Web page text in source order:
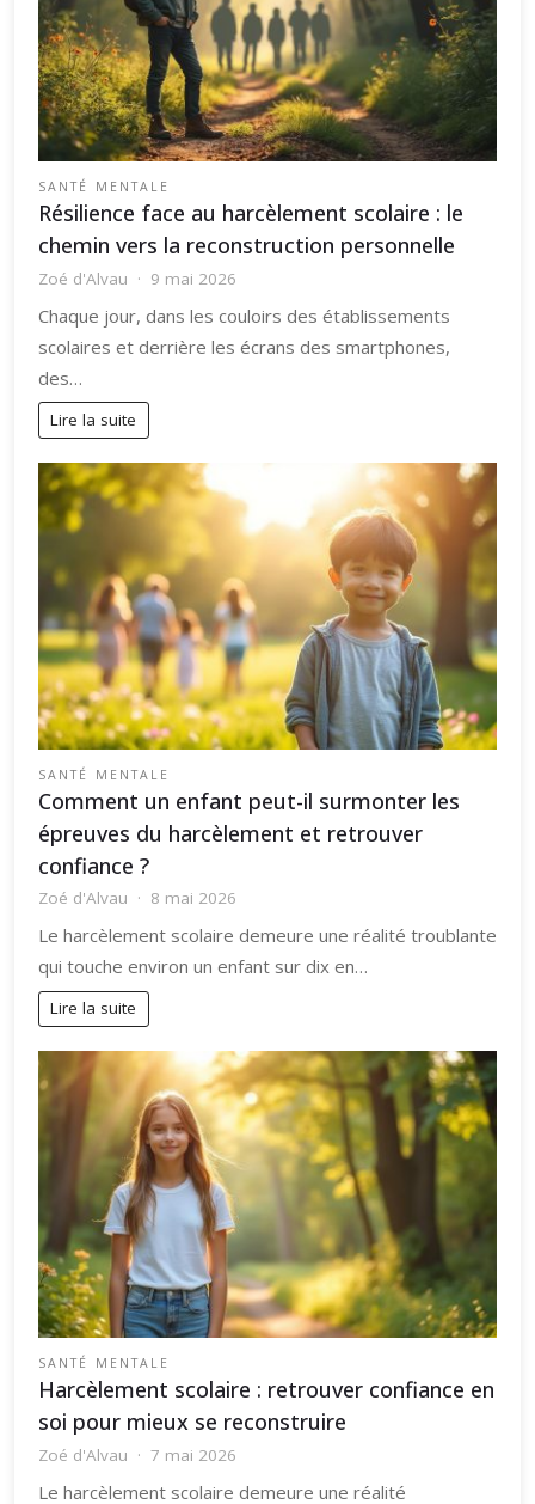
SANTÉ MENTALE
Résilience face au harcèlement scolaire : le
chemin vers la reconstruction personnelle
Zoé d'Alvau 9 mai 2026
Chaque jour, dans les couloirs des établissements
scolaires et derrière les écrans des smartphones,
des…
Lire la suite
SANTÉ MENTALE
Comment un enfant peut-il surmonter les
épreuves du harcèlement et retrouver
confiance ?
Zoé d'Alvau 8 mai 2026
Le harcèlement scolaire demeure une réalité troublante
qui touche environ un enfant sur dix en…
Lire la suite
SANTÉ MENTALE
Harcèlement scolaire : retrouver confiance en
soi pour mieux se reconstruire
Zoé d'Alvau 7 mai 2026
Le harcèlement scolaire demeure une réalité